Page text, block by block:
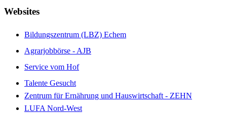
Websites
Bildungszentrum (LBZ) Echem
Agrarjobbörse - AJB
Service vom Hof
Talente Gesucht
Zentrum für Ernährung und Hauswirtschaft - ZEHN
LUFA Nord-West